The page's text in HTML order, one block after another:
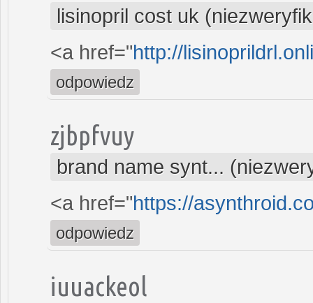
lisinopril cost uk
<a href="http://
odpowiedz
zjbpfvuy
brand name synt...
<a href="https://
odpowiedz
iuuackeol